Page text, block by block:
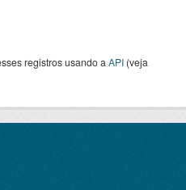
registros usando a API (veja